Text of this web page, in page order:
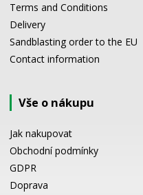
Terms and Conditions
Delivery
Sandblasting order to the EU
Contact information
Vše o nákupu
Jak nakupovat
Obchodní podmínky
GDPR
Doprava